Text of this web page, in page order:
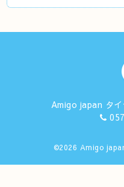
Amigo japan タ
©2026 Amigo